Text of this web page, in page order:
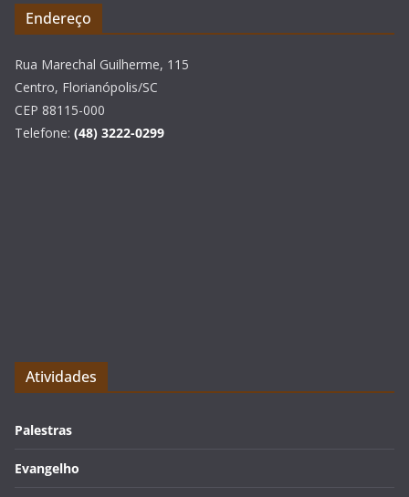
Endereço
Rua Marechal Guilherme, 115
Centro, Florianópolis/SC
CEP 88115-000
Telefone: (48) 3222-0299
Atividades
Palestras
Evangelho